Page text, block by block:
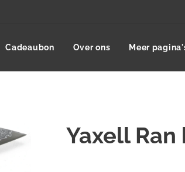
Cadeaubon Over ons Meer
Yaxell